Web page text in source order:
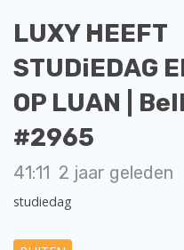
LUXY HEEFT
STUDiEDAG
OP LUAN |
#2965
41:11 2 jaar geleden
studiedag